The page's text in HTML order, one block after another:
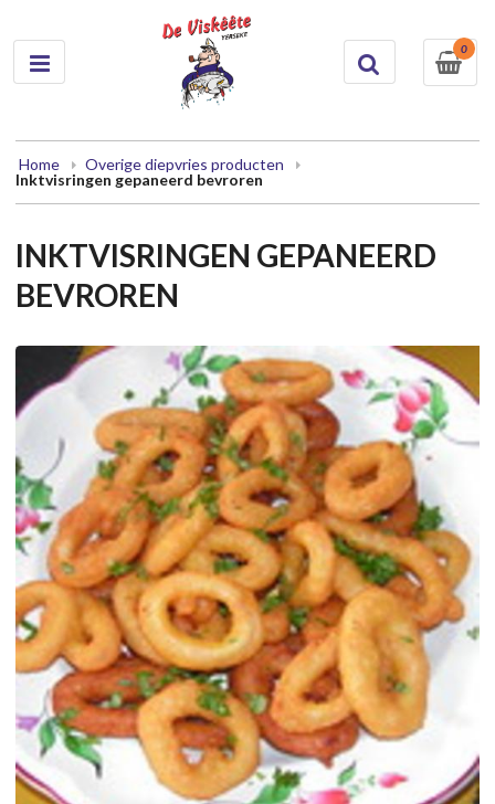
0
Home
Overige diepvries producten
Inktvisringen gepaneerd bevroren
INKTVISRINGEN GEPANEERD
BEVROREN